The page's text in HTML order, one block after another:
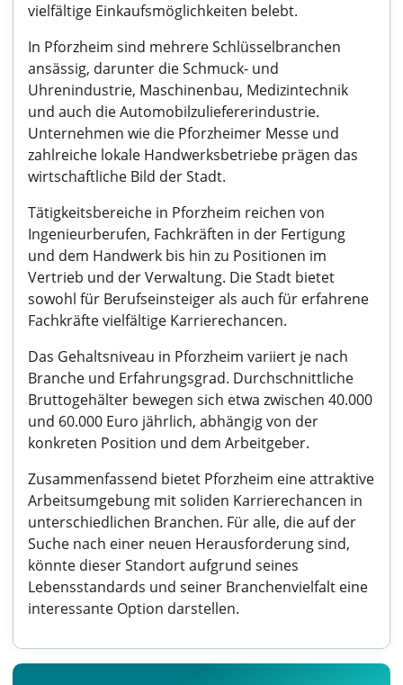
vielfältige Einkaufsmöglichkeiten belebt.
In Pforzheim sind mehrere Schlüsselbranchen
ansässig, darunter die Schmuck- und
Uhrenindustrie, Maschinenbau, Medizintechnik
und auch die Automobilzuliefererindustrie.
Unternehmen wie die Pforzheimer Messe und
zahlreiche lokale Handwerksbetriebe prägen das
wirtschaftliche Bild der Stadt.
Tätigkeitsbereiche in Pforzheim reichen von
Ingenieurberufen, Fachkräften in der Fertigung
und dem Handwerk bis hin zu Positionen im
Vertrieb und der Verwaltung. Die Stadt bietet
sowohl für Berufseinsteiger als auch für erfahrene
Fachkräfte vielfältige Karrierechancen.
Das Gehaltsniveau in Pforzheim variiert je nach
Branche und Erfahrungsgrad. Durchschnittliche
Bruttogehälter bewegen sich etwa zwischen 40.000
und 60.000 Euro jährlich, abhängig von der
konkreten Position und dem Arbeitgeber.
Zusammenfassend bietet Pforzheim eine attraktive
Arbeitsumgebung mit soliden Karrierechancen in
unterschiedlichen Branchen. Für alle, die auf der
Suche nach einer neuen Herausforderung sind,
könnte dieser Standort aufgrund seines
Lebensstandards und seiner Branchenvielfalt eine
interessante Option darstellen.